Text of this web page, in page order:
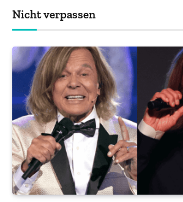
Nicht verpassen